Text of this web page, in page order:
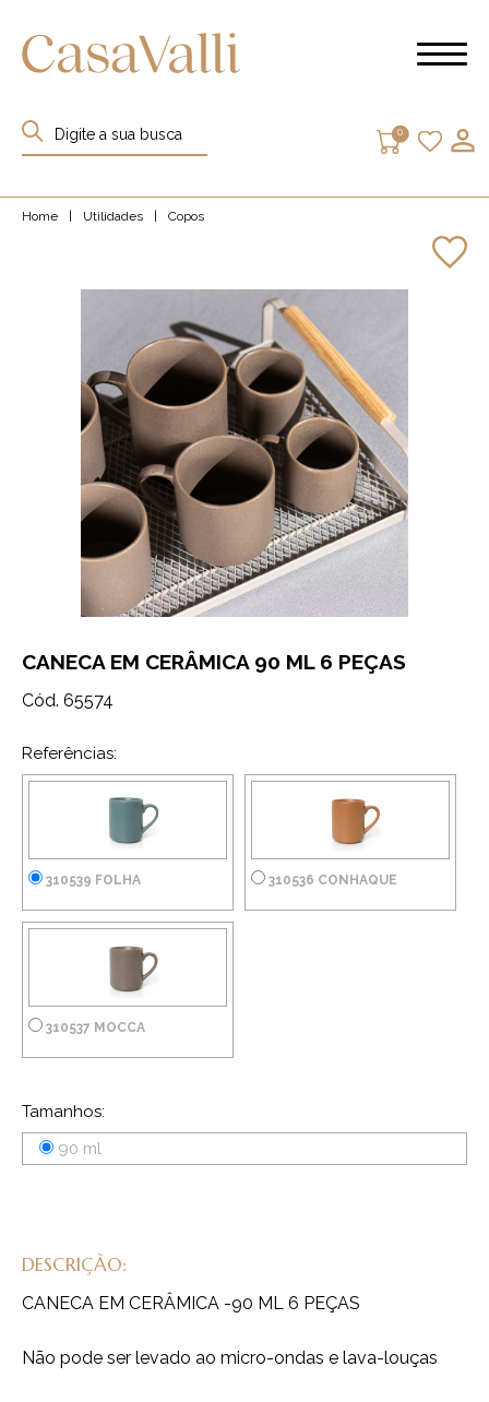
0
Home Utilidades Copos
CANECA EM CERÂMICA 90 ML 6 PEÇAS
Cód. 65574
Referências:
310539 FOLHA 310536 CONHAQUE
310537 MOCCA
Tamanhos:
90 ml
DESCRIÇÃO:
CANECA EM CERÂMICA -90 ML 6 PEÇAS
Não pode ser levado ao micro-ondas e lava-louças